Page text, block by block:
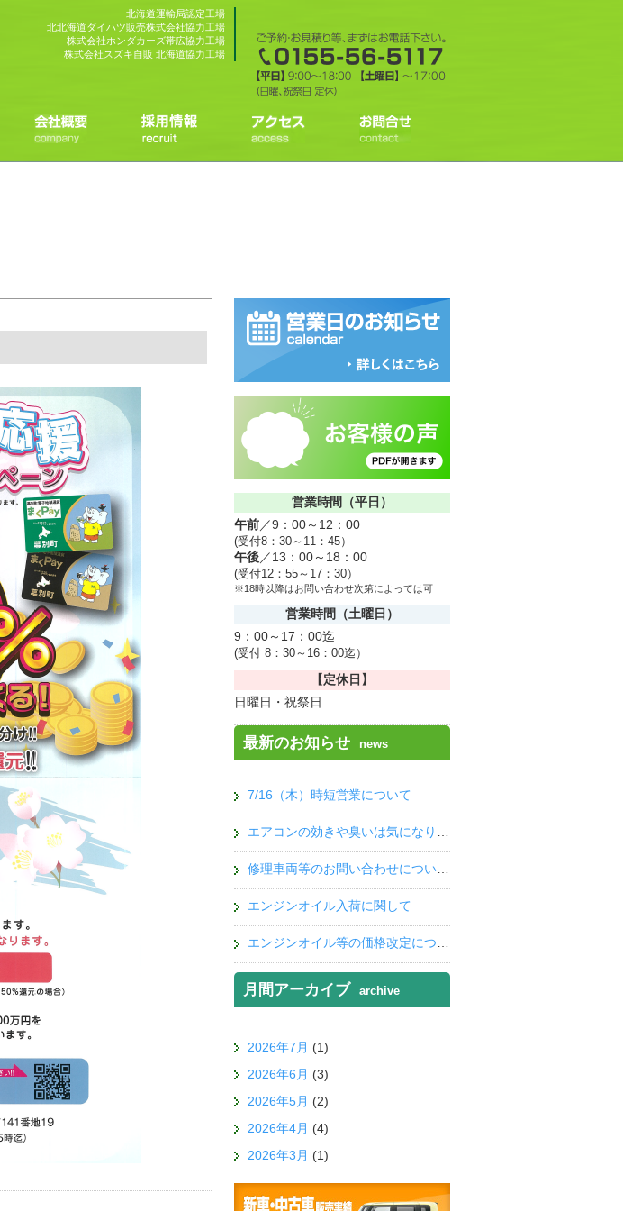
北海道運輸局認定工場
北北海道ダイハツ販売株式会社協力工場
株式会社ホンダカーズ帯広協力工場
株式会社スズキ自販 北海道協力工場
営業時間（平日）
午前／9：00～12：00
(受付8：30～11：45）
午後／13：00～18：00
(受付12：55～17：30）
※18時以降はお問い合わせ次第によっては可
営業時間（土曜日）
9：00～17：00迄
(受付 8：30～16：00迄）
【定休日】
日曜日・祝祭日
最新のお知らせ news
7/16（木）時短営業について
エンジンオイル入荷に関して
月間アーカイブ archive
2026年7月 (1)
2026年6月 (3)
2026年5月 (2)
2026年4月 (4)
2026年3月 (1)